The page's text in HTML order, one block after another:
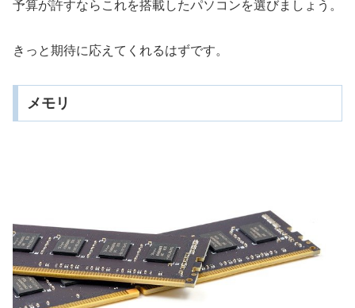
予算が許すならこれを搭載したパソコンを選びましょう。
きっと期待に応えてくれるはずです。
メモリ